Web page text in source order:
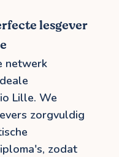
lesgever
netwerk
Lille. We
zorgvuldig
zodat